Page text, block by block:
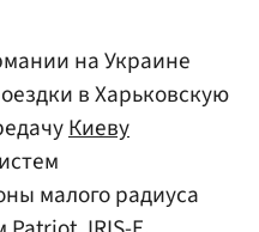
на Украине
в Харьковскую
Киеву
малого радиуса